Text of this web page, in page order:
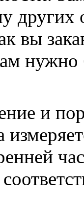
других
вы
нужно
и